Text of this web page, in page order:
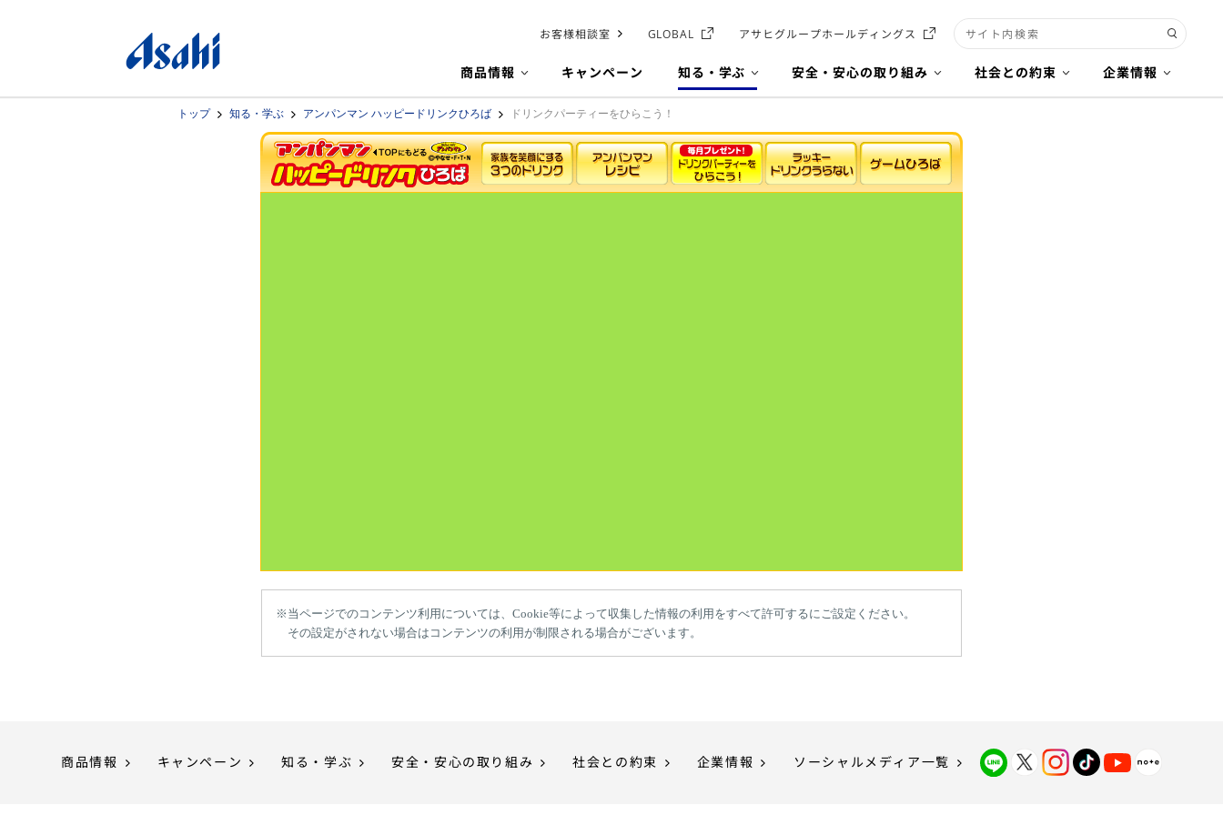
お客様相談室 GLOBAL アサヒグループホールディングス 検索キーワード入力
商品情報 キャンペーン 知る・学ぶ 安全・安心の取り組み 社会との約束 企業情報
トップ 知る・学ぶ アンパンマン ハッピードリンクひろば ドリンクパーティーをひらこう！
※当ページでのコンテンツ利用については、Cookie等によって収集した情報の利用をすべて許可するにご設定ください。
その設定がされない場合はコンテンツの利用が制限される場合がございます。
商品情報 キャンペーン 知る・学ぶ 安全・安心の取り組み 社会との約束 企業情報 ソーシャルメディア一覧